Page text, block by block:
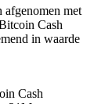
afgenomen met
Cash
in waarde
Cash